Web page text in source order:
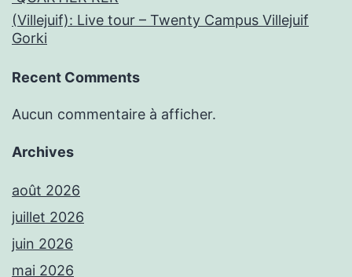
(Villejuif): Live tour – Twenty Campus Villejuif
Gorki
Recent Comments
Aucun commentaire à afficher.
Archives
août 2026
juillet 2026
juin 2026
mai 2026